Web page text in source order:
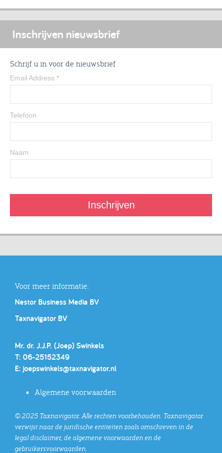
Inschrijven nieuwsbrief
Schrijf u in voor de nieuwsbrief
Email Address *
Telefoon
Naam
Voor meer informatie:
Nestor Business Media BV
Taxnavigator BV
Mr. dr. J.J.P. (Joep) Swinkels
T: 06-25152349
E: joepswinkels@taxnavigator.nl
Algemene voorwaarden
© 2025 Taxnavigator. Alle rechten voorbehouden. Taxnavigator
verwijst naar de juridische entiteiten zoals omschreven in de
legal disclaimer, de algemene voorwaarden en de
gebruikersvoorwaarden.